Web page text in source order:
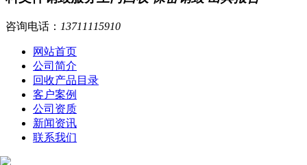
咨询电话： 13711115910
网站首页
公司简介
回收产品目录
客户案例
公司资质
新闻资讯
联系我们